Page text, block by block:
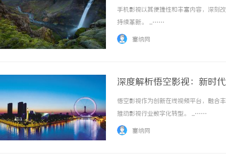
手机影视以其便捷性和丰富内容，深刻
持续革新。 ...……
塞纳网
深度解析悟空影视：新时
悟空影视作为创新在线视频平台，融合
推动影视行业数字化转型。 ...……
塞纳网
贝净 AC 国际医疗实验室，标准化
全解析